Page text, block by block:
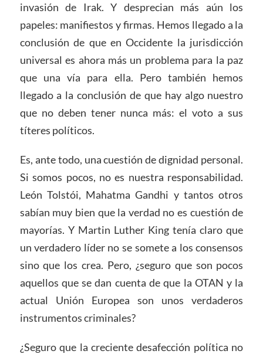
invasión de Irak. Y desprecian más aún los
papeles: manifiestos y firmas. Hemos llegado a la
conclusión de que en Occidente la jurisdicción
universal es ahora más un problema para la paz
que una vía para ella. Pero también hemos
llegado a la conclusión de que hay algo nuestro
que no deben tener nunca más: el voto a sus
títeres políticos.
Es, ante todo, una cuestión de dignidad personal.
Si somos pocos, no es nuestra responsabilidad.
León Tolstói, Mahatma Gandhi y tantos otros
sabían muy bien que la verdad no es cuestión de
mayorías. Y Martin Luther King tenía claro que
un verdadero líder no se somete a los consensos
sino que los crea. Pero, ¿seguro que son pocos
aquellos que se dan cuenta de que la OTAN y la
actual Unión Europea son unos verdaderos
instrumentos criminales?
¿Seguro que la creciente desafección política no